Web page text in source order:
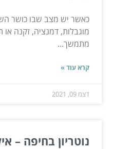
כאשר יש מצב שבו כושר
מוגבלות, דמנציה, זקנה או
מתמשך...
קרא עוד »
דצמ 09, 2021
נוטריון בחיפה –